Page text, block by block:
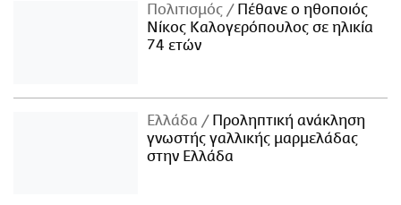
Πολιτισμός
Πέθανε ο ηθοποιός
Νίκος Καλογερόπουλος σε ηλικία
74 ετών
Ελλάδα
Προληπτική ανάκληση
γνωστής γαλλικής μαρμελάδας
στην Ελλάδα